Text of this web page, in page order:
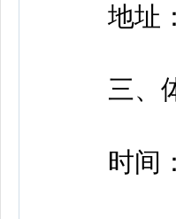
地址：
三、体
时间：